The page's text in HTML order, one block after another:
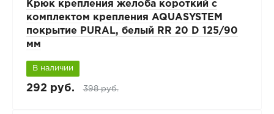
Крюк крепления желоба короткий с
комплектом крепления AQUASYSTEM
покрытие PURAL, белый RR 20 D 125/90
мм
В наличии
292 руб. 398 руб.